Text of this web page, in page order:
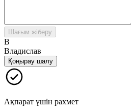
Шағым жіберу
В
Владислав
Қоңырау шалу
Ақпарат үшін рахмет